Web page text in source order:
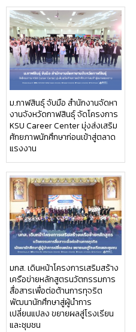
ม.กาฬสินธุ์ จับมือ สำนักงานจัดหา
งานจังหวัดกาฬสินธุ์ จัดโครงการ
KSU Career Center มุ่งส่งเสริม
ศักยภาพนักศึกษาก่อนเข้าสู่ตลาด
แรงงาน
มกส. เดินหน้าโครงการเสริมสร้าง
เครือข่ายหลักสูตรนวัตกรรมการ
สื่อสารเพื่อต่อต้านการทุจริต
พัฒนานักศึกษาสู่ผู้นำการ
เปลี่ยนแปลง ขยายผลสู่โรงเรียน
และชุมชน